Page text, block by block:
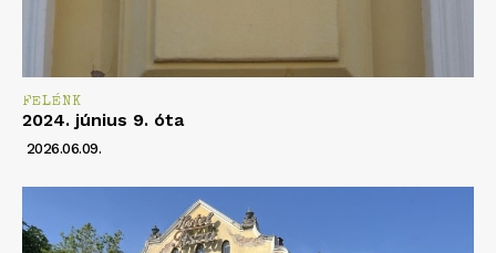
FELÉNK
2024. június 9. óta
2026.06.09.